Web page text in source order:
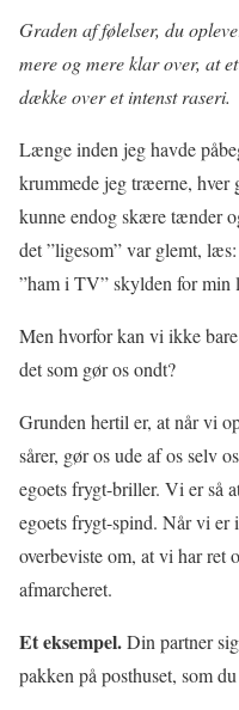
Graden af følelser, du
mere og mere klar over, at
dække over et intenst raseri.
Længe inden jeg havde
krummede jeg træerne, hver
kunne endog skære tænder
det ”ligesom” var glemt,
”ham i TV” skylden for min
Men hvorfor kan vi ikke
det som gør os ondt?
Grunden hertil er, at når vi
sårer, gør os ude af os selv
egoets frygt-briller. Vi er så
egoets frygt-spind. Når vi er
overbeviste om, at vi har ret
afmarcheret.
Et eksempel.Din partner
pakken på posthuset, som